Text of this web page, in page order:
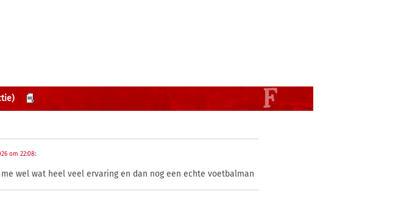
om 22:08:
wel wat heel veel ervaring en dan nog een echte voetbalman